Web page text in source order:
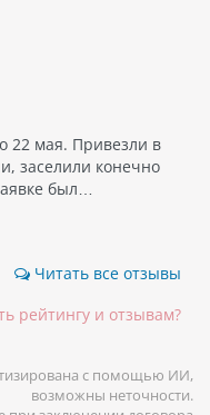
22 мая. Привезли в
заселили конечно
был…
Читать все отзывы
рейтингу и отзывам?
с помощью ИИ,
возможны неточности.